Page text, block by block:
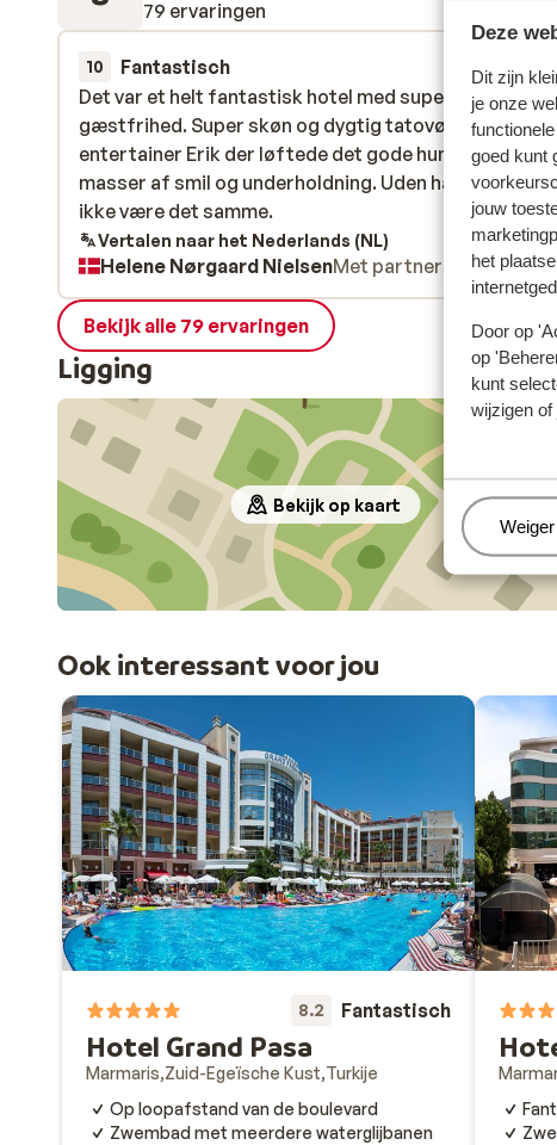
Deze
Dit zijn
je onze
goed kunt
jouw
het
Door op
op
kunt
wijzigen
Beheren
Weiger
79 ervaringen
10 Fantastisch
20 jun.
Det var et helt fantastisk hotel med super service og
gæstfrihed. Super skøn og dygtig tatovør og
entertainer Erik der løftede det gode humør med
masser af smil og underholdning. Uden ham ville det
ikke være det samme.
Det var et helt fantastisk hotel med super service og
gæstfrihed. Super skøn og dygtig tatovør og
entertainer Erik der løftede det gode humør med
masser af smil og underholdning. Uden ham ville det
ikke være det samme.
Vertalen naar het Nederlands (NL)
Helene Nørgaard NielsenMet partner
Bekijk alle 79 ervaringen
Ligging
Bekijk op kaart
Ook interessant voor jou
8.2 Fantastisch
Hotel Grand Pasa
Marmaris Zuid-Egeïsche Kust Turkije
Op loopafstand van de boulevard
Zwembad met meerdere waterglijbanen